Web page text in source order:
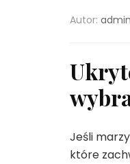
Autor: admin
Jeśli
które